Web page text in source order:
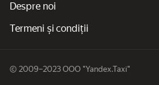
Despre noi
Termeni și condiții
© 2009–2023 OOO "Yandex.Taxi"